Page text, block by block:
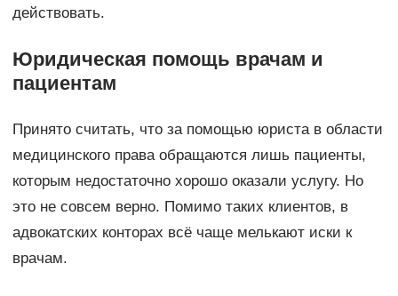
действовать.
Юридическая помощь врачам и
пациентам
Принято считать, что за помощью юриста в области
медицинского права обращаются лишь пациенты,
которым недостаточно хорошо оказали услугу. Но
это не совсем верно. Помимо таких клиентов, в
адвокатских конторах всё чаще мелькают иски к
врачам.